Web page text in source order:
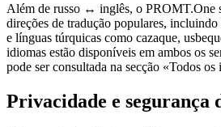
Além de russo ↔ inglês, o PROMT.One
direções de tradução populares, incluindo
e línguas túrquicas como cazaque,
idiomas estão disponíveis em ambos os
pode ser consultada na secção «Todos os
Privacidade e segurança